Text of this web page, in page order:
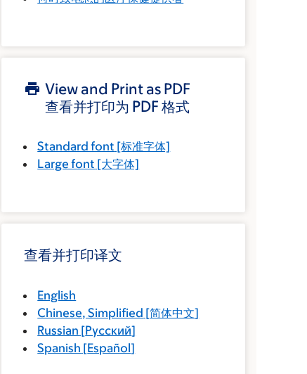
View and Print as PDF
查看并打印为 PDF 格式
Standard font [标准字体]
Large font [大字体]
查看并打印译文
English
Chinese, Simplified [简体中文]
Russian [Русский]
Spanish [Español]